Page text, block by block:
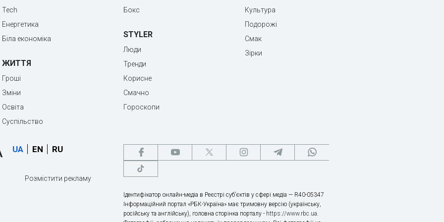
Tech
Енергетика
Біла економіка
ЖИТТЯ
Гроші
Зміни
Освіта
Суспільство
Бокс
STYLER
Люди
Тренди
Корисне
Смачно
Гороскопи
Культура
Подорожі
Смак
Зірки
UA EN RU
Розмістити рекламу
Ідентифікатор онлайн-медіа в Реєстрі суб’єктів у сфері медіа — R40-05347
Інформаційний портал «РБК-Україна» має тримовну версію (українську,
російську та англійську), головна сторінка порталу - https://www.rbc.ua.